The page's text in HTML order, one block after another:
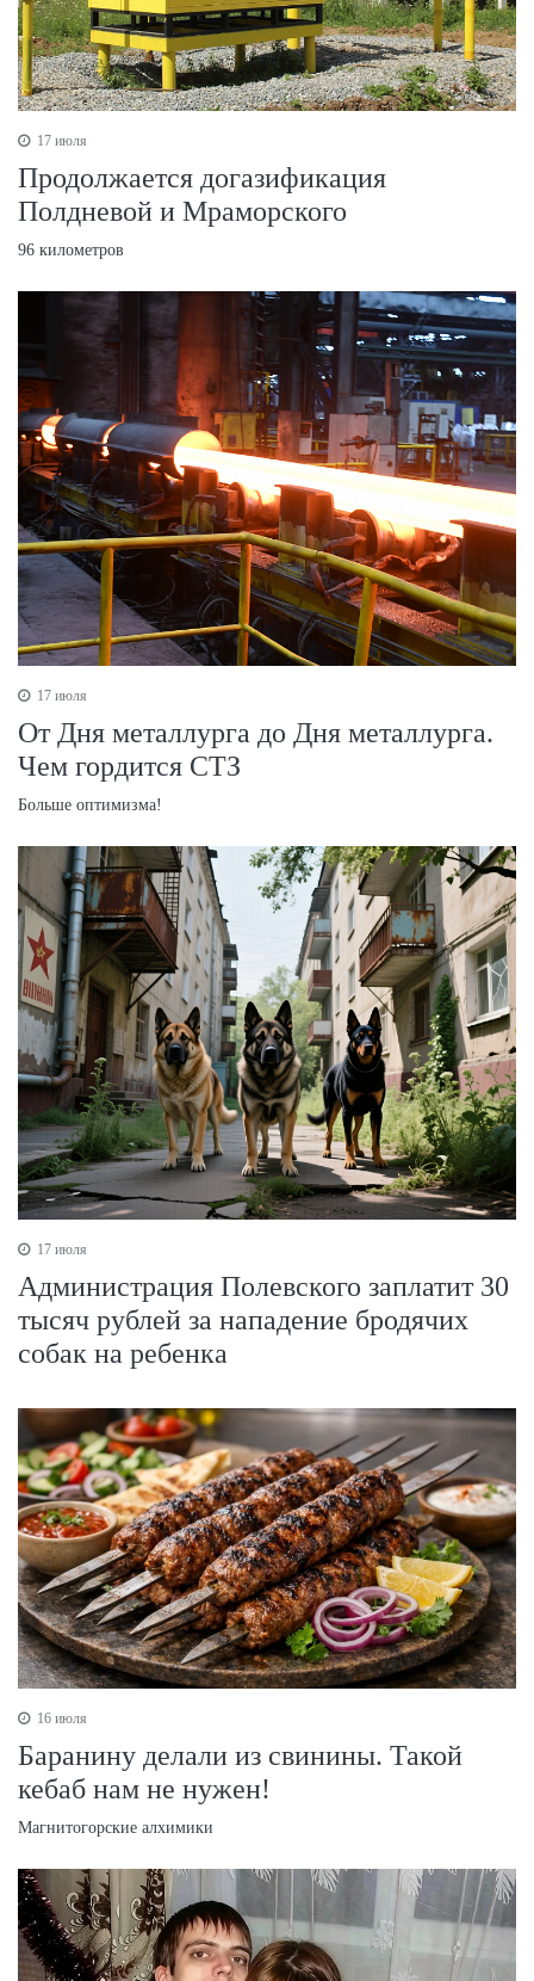
17 июля
Продолжается догазификация
Полдневой и Мраморского
96 километров
17 июля
От Дня металлурга до Дня металлурга.
Чем гордится СТЗ
Больше оптимизма!
17 июля
Администрация Полевского заплатит 30
тысяч рублей за нападение бродячих
собак на ребенка
16 июля
Баранину делали из свинины. Такой
кебаб нам не нужен!
Магнитогорские алхимики